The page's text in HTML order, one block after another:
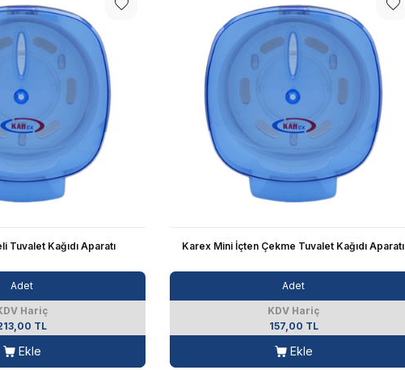
Tuvalet Kağıdı Aparatı
Adet
Hariç
TL
Ekle
Karex Mini İçten Çekme Tuvalet Kağıdı Aparatı
Adet
KDV Hariç
157,00 TL
Ekle